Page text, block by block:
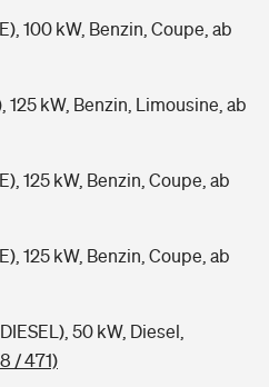
100 kW, Benzin, Coupe, ab
125 kW, Benzin, Limousine, ab
125 kW, Benzin, Coupe, ab
125 kW, Benzin, Coupe, ab
50 kW, Diesel,
/ 471)